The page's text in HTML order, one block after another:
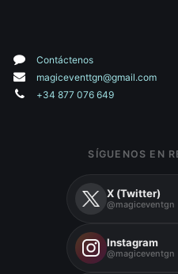
Contáctenos
magiceventtgn@gmail.com
+34 877 076 649
SÍGUENOS EN
X (Twitter)
@magiceventgn
Instagram
@magiceventgn